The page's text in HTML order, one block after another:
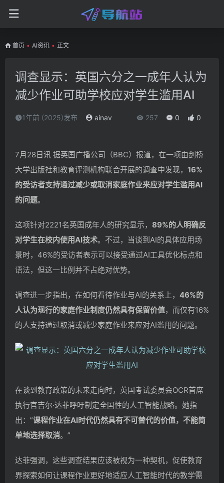
首页 • AI资讯 • 正文
调查显示：英国六分之一成年人认为
减少作业可助学校应对学生滥用AI
1年前 (2025)发布 ainav 257 0 0
7月28日讯 据英国广播公司（BBC）报道，在一项由剑桥
大学出版社和教育评测机构联合开展的调查中发现， 16%
的受访者支持通过减少或取消家庭作业来应对学生滥用AI
的问题。
这项针对2221名英国成年人的研究显示， 89%的人明确反
对学生在校内使用AI技术。不过，当谈到AI的具体应用场
景时，46%的受访者表示可以接受通过AI工具优化标点和
语法，但这一比例并不占绝对优势。
调查进一步指出，在如何看待作业与AI的关系上， 46%的
人认为现行的家庭作业制度仍然具有保留价值，而仅有16%
的人支持通过取消或减少家庭作业来应对AI滥用的问题。
在谈到教育政策的未来走向时，英国考试委员会OCR首席
执行官吉尔·达菲呼吁制定全国性的人工智能战略。她指
出：”课程作业在AI时代仍然具有不可替代的价值，不能简
单地选择取消。”
达菲强调，这些调查结果应该被视为一种契机，促使教育
界探索如何让课程作业更好地适应人工智能时代的教学需